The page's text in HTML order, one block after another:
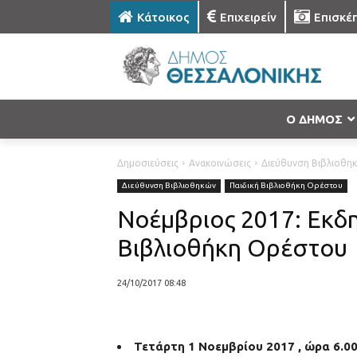
Κάτοικος Επιχειρείν
Ο ΔΗΜΟΣ
Δημοσιεύσεις Ανακοινώσεις Διεύθυνση
Διεύθυνση Βιβλιοθηκών Παιδική Βιβλιοθήκη Ορέστου
Νοέμβριος 2017:
Βιβλιοθήκη Ορέστου
24/10/2017 08:48
Τετάρτη 1 Νοεμβρίου 2017 , ώρα